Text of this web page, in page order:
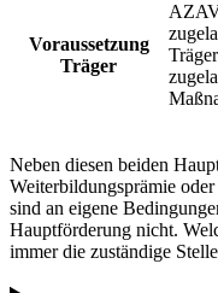
Voraussetzung
Träger
Neben diesen beiden
Weiterbildungsprämie
sind an eigene
Hauptförderung nicht.
immer die zuständige